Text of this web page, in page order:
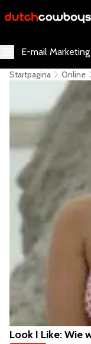
E-mail Marketing
Startpagina Online
Look I Like: Wie